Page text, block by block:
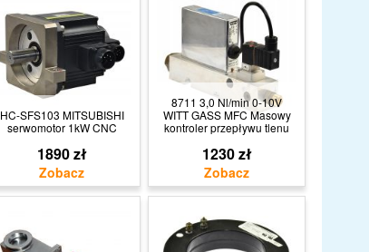
HC-SFS103 MITSUBISHI
serwomotor 1kW CNC
1890 zł
8711 3,0 Nl/min 0-10V
WITT GASS MFC Masowy
kontroler przepływu tlenu
1230 zł